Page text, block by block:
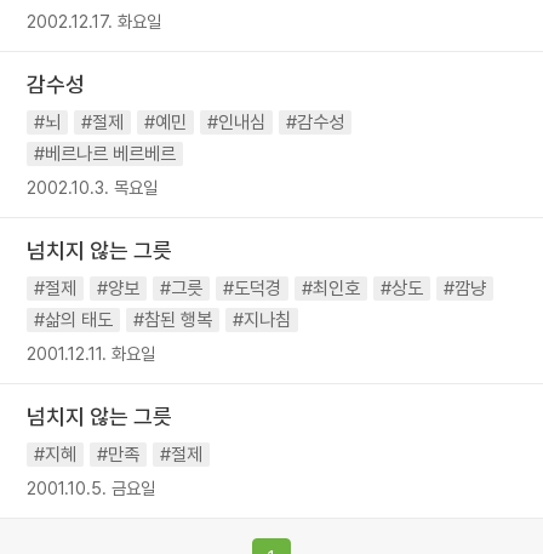
2002.12.17. 화요일
감수성
#뇌 #절제 #예민 #인내심
#감수성
#베르나르 베르베르
2002.10.3. 목요일
넘치지 않는 그릇
#절제 #양보 #그릇 #도덕경 #최인호 #상도
#깜냥
#삶의 태도
#참된 행복 #지나침
2001.12.11. 화요일
넘치지 않는 그릇
#지혜 #만족 #절제
2001.10.5. 금요일